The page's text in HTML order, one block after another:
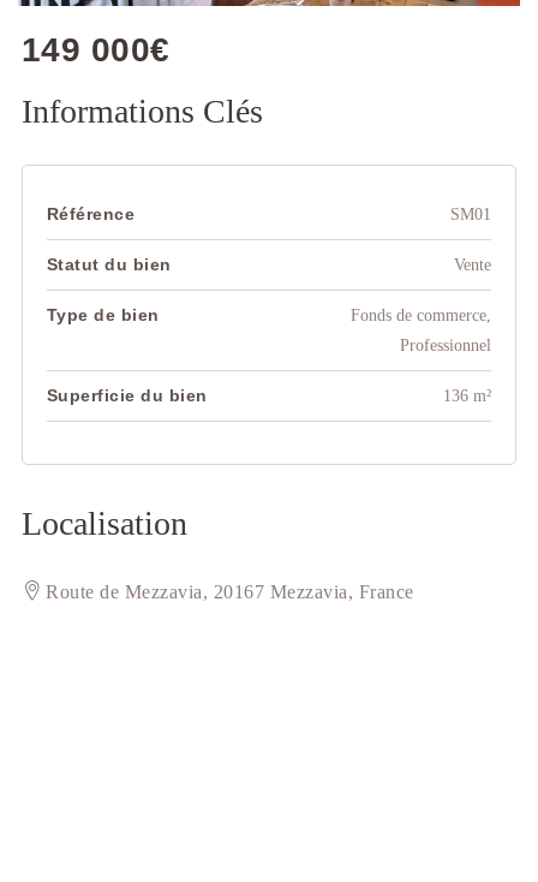
149 000€
Informations Clés
Référence SM01
Statut du bien Vente
Type de bien
Fonds de commerce,
Professionnel
Superficie du bien 136 m²
Localisation
Route de Mezzavia, 20167 Mezzavia, France